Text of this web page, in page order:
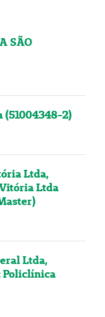
SÃO
(51004348-2)
Ltda,
Ltda
Ltda,
Policlínica